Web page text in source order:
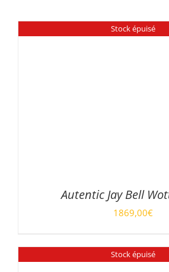
Stock épuisé
DÉTAILS
Autentic Jay Bell
1869,00€
Stock épuisé